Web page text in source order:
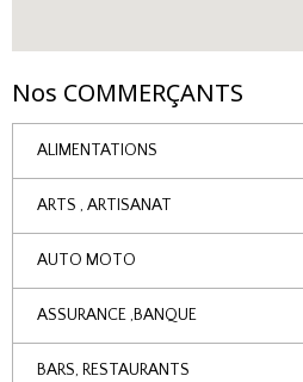
Nos COMMERÇANTS
ALIMENTATIONS
ARTS , ARTISANAT
AUTO MOTO
ASSURANCE ,BANQUE
BARS, RESTAURANTS